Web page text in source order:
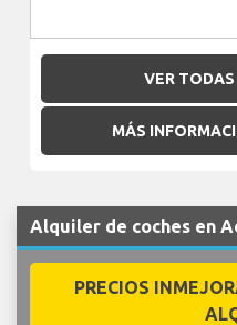
VER
MÁS
Alquiler de coches en
PRECIOS